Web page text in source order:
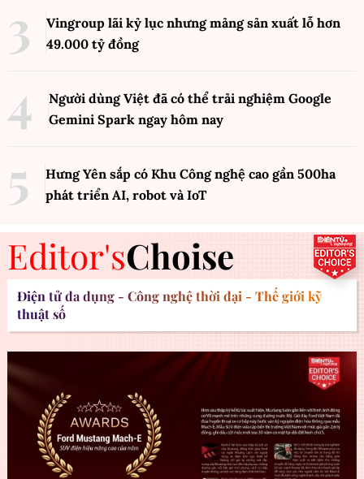
Vingroup lãi kỷ lục nhưng mảng sản xuất lỗ hơn
49.000 tỷ đồng
Người dùng Việt đã có thể trải nghiệm Google
Gemini Spark ngay hôm nay
Hưng Yên sắp có Khu Công nghệ cao gần 500ha
phát triển AI, robot và IoT
Editor'sChoise
Điện tử đa dụng - Công nghệ thời đại - Thế giới kỹ
thuật số